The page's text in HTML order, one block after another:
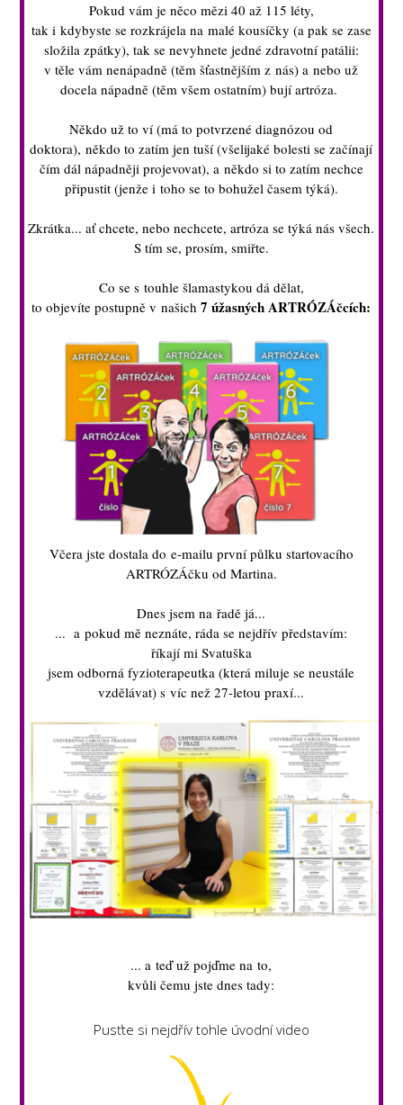
Pokud vám je něco mězi 40 až 115 léty,
tak i kdybyste se rozkrájela na malé kousíčky (a pak se zase
složila zpátky), tak se nevyhnete jedné zdravotní patálii:
v těle vám nenápadně (těm šťastnějším z nás) a nebo už
docela nápadně (těm všem ostatním) bují artróza.
Někdo už to ví (má to potvrzené diagnózou od
doktora), někdo to zatím jen tuší (všelijaké bolesti se začínají
čím dál nápadněji projevovat), a někdo si to zatím nechce
připustit (jenže i toho se to bohužel časem týká).
Zkrátka... ať chcete, nebo nechcete, artróza se týká nás všech.
S tím se, prosím, smiřte.
Co se s touhle šlamastykou dá dělat,
to objevíte postupně v našich7 úžasných ARTRÓZÁčcích:
Včera jste dostala do e-mailu první půlku startovacího
ARTRÓZÁčku od Martina.
Dnes jsem na řadě já...
... a pokud mě neznáte, ráda se nejdřív představím:
říkají mi Svatuška
jsem odborná fyzioterapeutka (která miluje se neustále
vzdělávat) s víc než 27-letou praxí...
... a teď už pojďme na to,
kvůli čemu jste dnes tady:
Pusťte si nejdřív tohle úvodní video